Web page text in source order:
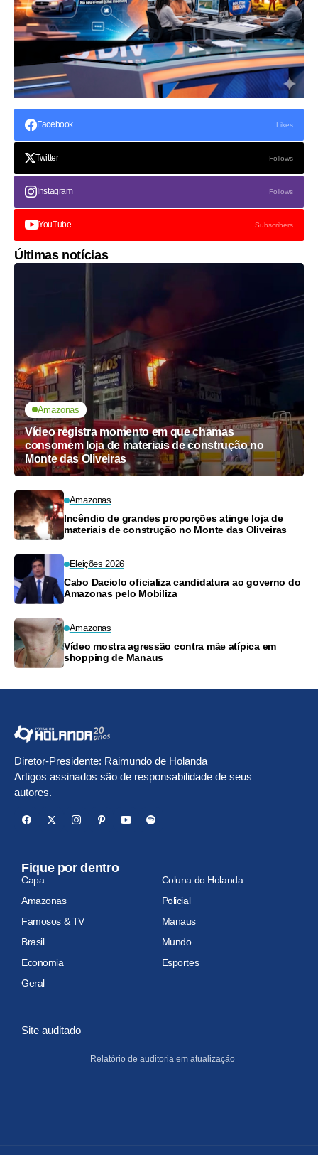
Facebook Likes
Twitter Follows
Instagram Follows
YouTube Subscribers
Últimas notícias
Amazonas
Vídeo registra momento em que chamas
consomem loja de materiais de construção no
Monte das Oliveiras
Amazonas
Incêndio de grandes proporções atinge loja de
materiais de construção no Monte das Oliveiras
Eleições 2026
Cabo Daciolo oficializa candidatura ao governo do
Amazonas pelo Mobiliza
Amazonas
Vídeo mostra agressão contra mãe atípica em
shopping de Manaus
Diretor-Presidente: Raimundo de Holanda
Artigos assinados são de responsabilidade de seus
autores.
Fique por dentro
Capa
Coluna do Holanda
Amazonas
Policial
Famosos & TV
Manaus
Brasil
Mundo
Economia
Esportes
Geral
Site auditado
Relatório de auditoria em atualização